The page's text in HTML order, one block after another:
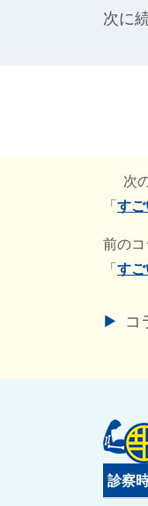
次に
次
「す
前の
「す
コ
診察